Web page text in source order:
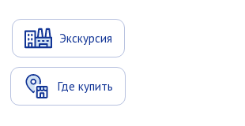
Экскурсия
Где купить